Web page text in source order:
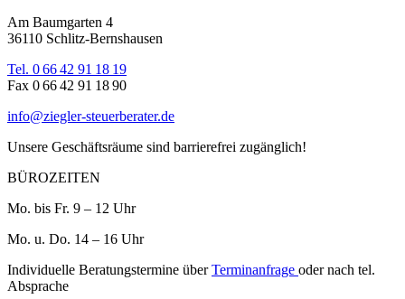
Am Baumgarten 4
36110 Schlitz-Bernshausen
Tel. 0 66 42 91 18 19
Fax 0 66 42 91 18 90
info@ziegler-steuerberater.de
Unsere Geschäftsräume sind barrierefrei zugänglich!
BÜROZEITEN
Mo. bis Fr. 9 – 12 Uhr
Mo. u. Do. 14 – 16 Uhr
Individuelle Beratungstermine überTerminanfrage oder nach tel.
Absprache